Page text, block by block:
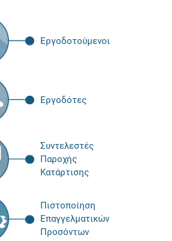
Εργοδοτούμενοι
Εργοδότες
Συντελεστές
Παροχής
Κατάρτισης
Πιστοποίηση
Επαγγελματικών
Προσόντων